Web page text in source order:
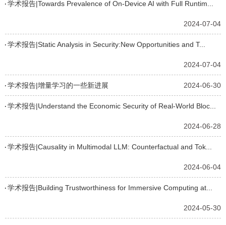
学术报告|Towards Prevalence of On-Device AI with Full Runtim...
2024-07-04
学术报告|Static Analysis in Security:New Opportunities and T...
2024-07-04
学术报告|增量学习的一些新进展 2024-06-30
学术报告|Understand the Economic Security of Real-World Bloc...
2024-06-28
学术报告|Causality in Multimodal LLM: Counterfactual and Tok...
2024-06-04
学术报告|Building Trustworthiness for Immersive Computing at...
2024-05-30